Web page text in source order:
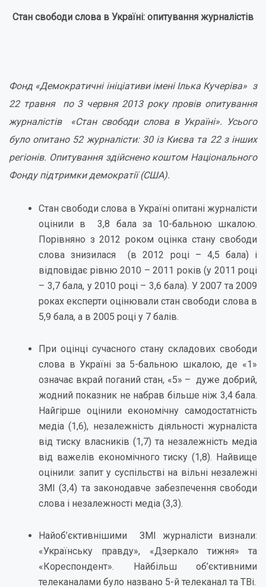
Стан свободи слова в Україні: опитування журналістів
Фонд «Демократичні ініціативи імені Ілька Кучеріва» з
22 травня по 3 червня 2013 року провів опитування
журналістів «Стан свободи слова в Україні». Усього
було опитано 52 журналісти: 30 із Києва та 22 з інших
регіонів. Опитування здійснено коштом Національного
Фонду підтримки демократії (США).
Стан свободи слова в Україні опитані журналісти
оцінили в 3,8 бала за 10-бальною шкалою.
Порівняно з 2012 роком оцінка стану свободи
слова знизилася (в 2012 році – 4,5 бала) і
відповідає рівню 2010 – 2011 років (у 2011 році
– 3,7 бала, у 2010 році – 3,6 бала). У 2007 та 2009
роках експерти оцінювали стан свободи слова в
5,9 бала, а в 2005 році у 7 балів.
При оцінці сучасного стану складових свободи
слова в Україні за 5-бальною шкалою, де «1»
означає вкрай поганий стан, «5» – дуже добрий,
жодний показник не набрав більше ніж 3,4 бала.
Найгірше оцінили економічну самодостатність
медіа (1,6), незалежність діяльності журналіста
від тиску власників (1,7) та незалежність медіа
від важелів економічного тиску (1,8). Найвище
оцінили: запит у суспільстві на вільні незалежні
ЗМІ (3,4) та законодавче забезпечення свободи
слова і незалежності медіа (3,3).
Найоб’єктивнішими ЗМІ журналісти визнали:
«Українську правду», «Дзеркало тижня» та
«Кореспондент». Найбільш об’єктивними
телеканалами було названо 5-й телеканал та TВi.